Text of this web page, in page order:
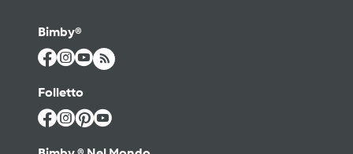
Bimby®
Folletto